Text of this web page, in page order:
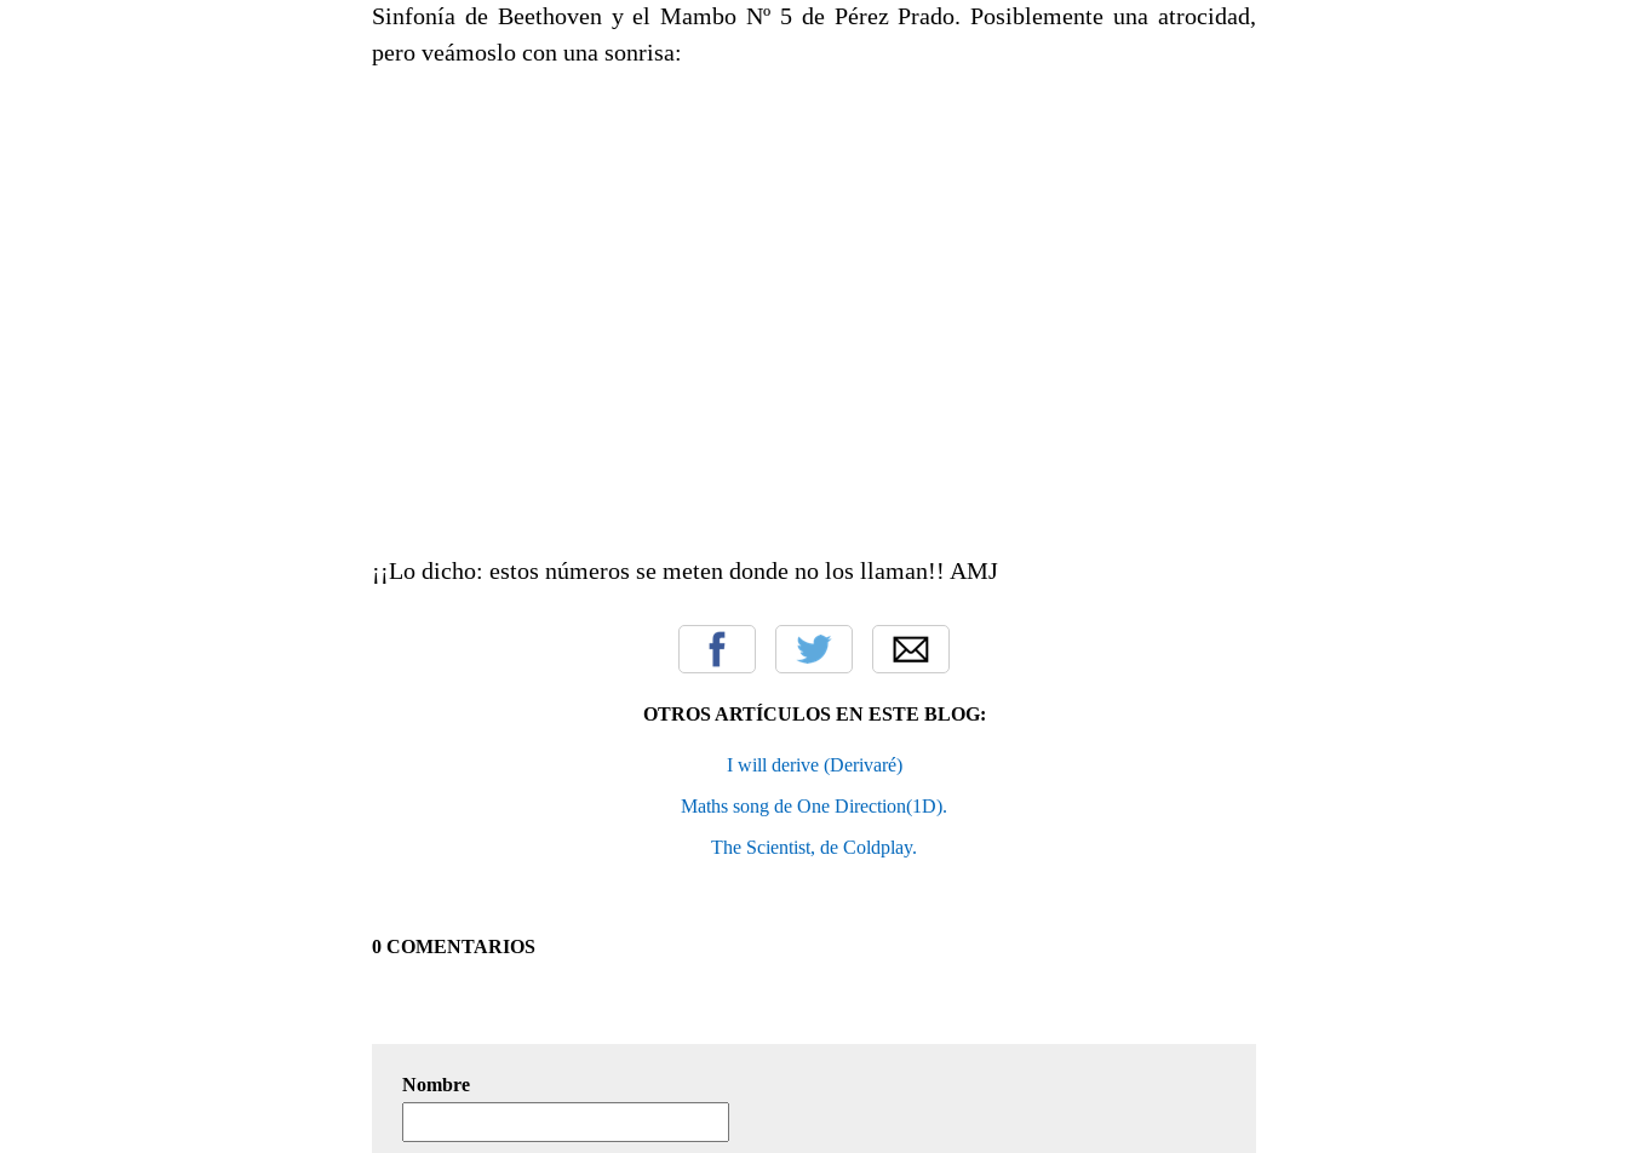
Sinfonía de Beethoven y el Mambo Nº 5 de Pérez Prado. Posiblemente una atrocidad,
pero veámoslo con una sonrisa:
¡¡Lo dicho: estos números se meten donde no los llaman!! AMJ
OTROS ARTÍCULOS EN ESTE BLOG:
I will derive (Derivaré)
Maths song de One Direction(1D).
The Scientist, de Coldplay.
0 COMENTARIOS
Nombre